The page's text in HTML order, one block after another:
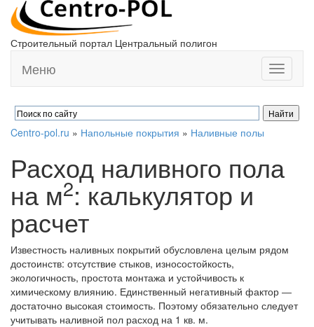
Строительный портал Центральный полигон
Toggle
Меню
Centro-pol.ru » Напольные покрытия » Наливные полы
Расход наливного пола
на м2: калькулятор и
расчет
Известность наливных покрытий обусловлена целым рядом
достоинств: отсутствие стыков, износостойкость,
экологичность, простота монтажа и устойчивость к
химическому влиянию. Единственный негативный фактор ―
достаточно высокая стоимость. Поэтому обязательно следует
учитывать наливной пол расход на 1 кв. м.